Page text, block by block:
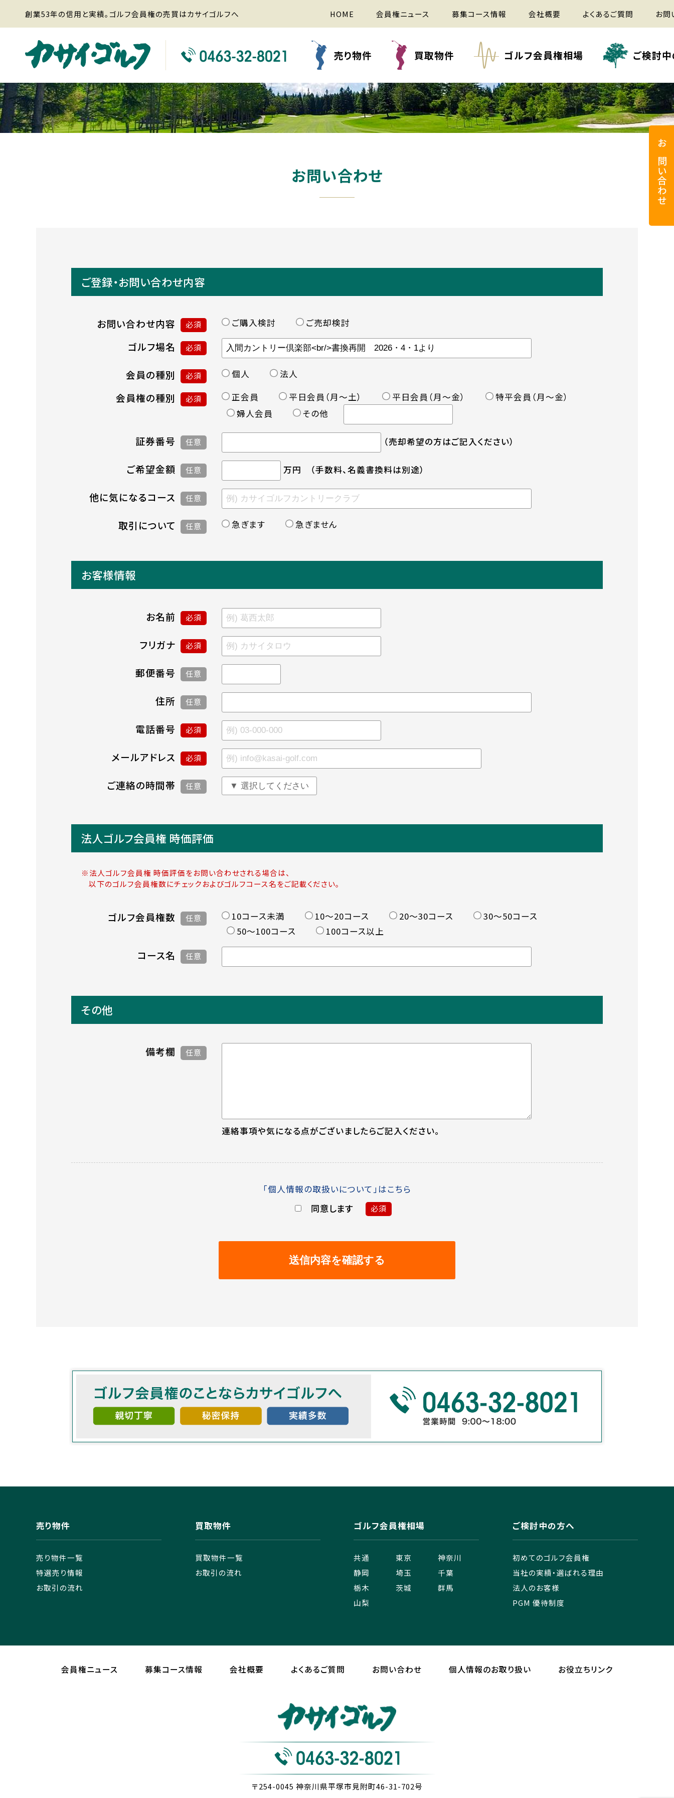
創業53年の信用と実績。ゴルフ会員権の売買はカサイゴルフへ HOME 会員権ニュース 募集コース情報 会社概要 よくあるご質問 お問
売り物件 買取物件 ゴルフ会員権相場 ご検討
お問い合わせ
ご登録・お問い合わせ内容
お問い合わせ内容 必須 ご購入検討 ご売却検討
ゴルフ場名 必須
会員の種別 必須 個人 法人
会員権の種別 必須 正会員 平日会員（月〜土） 平日会員（月〜金）
特平会員（月〜金）
婦人会員
その他
証券番号 任意 （売却希望の方はご記入ください）
ご希望金額 任意 万円 （手数料、名義書換料は別途）
他に気になるコース 任意
取引について 任意 急ぎます 急ぎません
お客様情報
お名前 必須
フリガナ 必須
郵便番号 任意
住所 任意
電話番号 必須
メールアドレス 必須
ご連絡の時間帯 任意
法人ゴルフ会員権 時価評価
※法人ゴルフ会員権 時価評価をお問い合わせされる場合は、
以下のゴルフ会員権数にチェックおよびゴルフコース名をご記載ください。
ゴルフ会員権数 任意 10コース未満 10〜20コース 20〜30コース
30〜50コース
50〜100コース
100コース以上
コース名 任意
その他
備考欄 任意
連絡事項や気になる点がございましたらご記入ください。
「個人情報の取扱いについて」はこちら
同意します 必須
お問い合わせ
売り物件
売り物件一覧
特選売り情報
お取引の流れ
買取物件
買取物件一覧
お取引の流れ
ゴルフ会員権相場
共通 東京
神奈川
静岡
埼玉
千葉
栃木
茨城
群馬
山梨
ご検討中の方へ
初めてのゴルフ会員権
当社の実績・選ばれる理由
法人のお客様
PGM 優待制度
会員権ニュース 募集コース情報 会社概要 よくあるご質問 お問い合わせ 個人情報のお取り扱い お役立ちリンク
〒254-0045 神奈川県平塚市見附町46-31-702号